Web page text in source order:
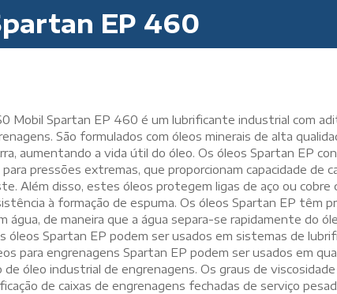
EP 460
Mobil Spartan EP 460 é um lubrificante industrial com
São formulados com óleos minerais de alta
aumentando a vida útil do óleo. Os óleos Spartan EP
pressões extremas, que proporcionam capacidade de
Além disso, estes óleos protegem ligas de aço ou cobre
à formação de espuma. Os óleos Spartan EP têm
água, de maneira que a água separa-se rapidamente do
óleos Spartan EP podem ser usados em sistemas de
para engrenagens Spartan EP podem ser usados em
de óleo industrial de engrenagens. Os graus de
de caixas de engrenagens fechadas de serviço